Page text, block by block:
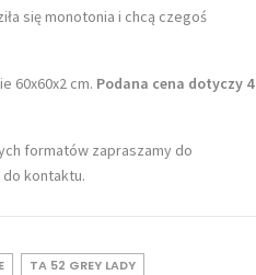
się monotonia i chcą czegoś
60x60x2 cm. Podana cena dotyczy 4
formatów zapraszamy do
kontaktu.
TA 52 GREY LADY